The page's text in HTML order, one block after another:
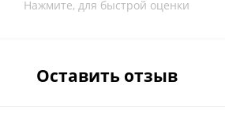
Нажмите, для быстрой оценки
Оставить отзыв